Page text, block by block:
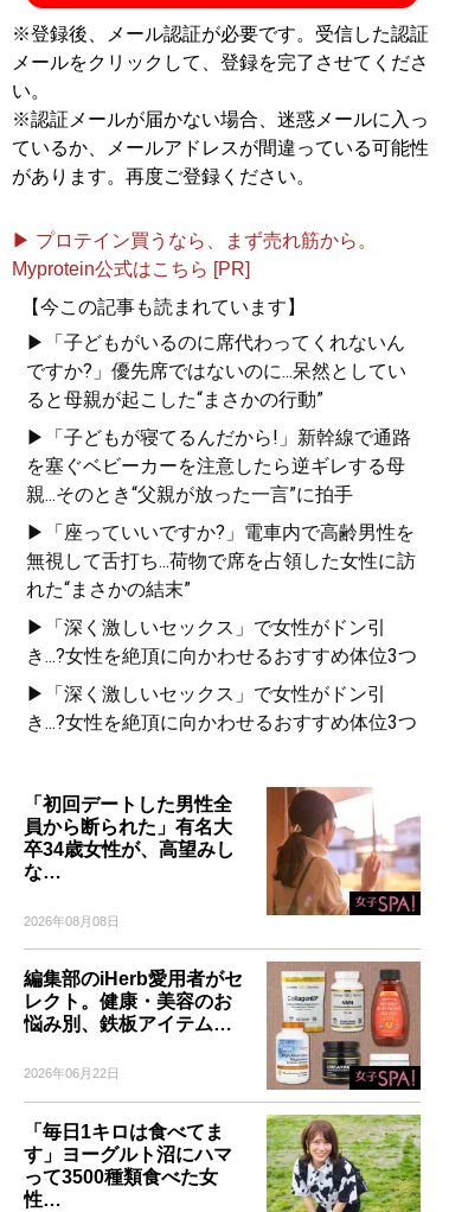
※登録後、メール認証が必要です。受信した認証
メールをクリックして、登録を完了させてくださ
い。
※認証メールが届かない場合、迷惑メールに入っ
ているか、メールアドレスが間違っている可能性
があります。再度ご登録ください。
▶ プロテイン買うなら、まず売れ筋から。
Myprotein公式はこちら [PR]
【今この記事も読まれています】
▶「子どもがいるのに席代わってくれないん
ですか?」優先席ではないのに...呆然としてい
ると母親が起こした“まさかの行動”
▶「子どもが寝てるんだから!」新幹線で通路
を塞ぐベビーカーを注意したら逆ギレする母
親...そのとき“父親が放った一言”に拍手
▶「座っていいですか?」電車内で高齢男性を
無視して舌打ち...荷物で席を占領した女性に訪
れた“まさかの結末”
▶「深く激しいセックス」で女性がドン引
き...?女性を絶頂に向かわせるおすすめ体位3つ
▶「深く激しいセックス」で女性がドン引
き...?女性を絶頂に向かわせるおすすめ体位3つ
「初回デートした男性全
員から断られた」有名大
卒34歳女性が、高望みし
な…
2026年08月08日
編集部のiHerb愛用者がセ
レクト。健康・美容のお
悩み別、鉄板アイテム…
2026年06月22日
「毎日1キロは食べてま
す」ヨーグルト沼にハマ
って3500種類食べた女
性…